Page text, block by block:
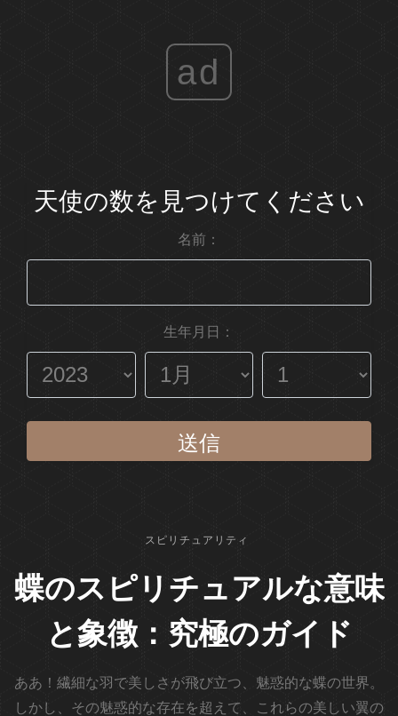
ad
天使の数を見つけてください
名前：
生年月日：
送信
スピリチュアリティ
蝶のスピリチュアルな意味
と象徴：究極のガイド
ああ！繊細な羽で美しさが飛び立つ、魅惑的な蝶の世界。
しかし、その魅惑的な存在を超えて、これらの美しい翼の